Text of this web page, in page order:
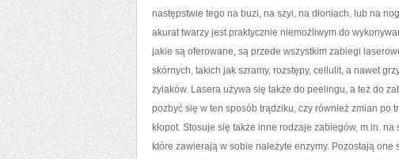
następstwie tego na buzi, na szyi, na dłoniach, lub na
akurat twarzy jest praktycznie niemożliwym do
jakie są oferowane, są przede wszystkim zabiegi
skórnych, takich jak szramy, rozstępy, cellulit, a nawet
żylaków. Lasera używa się także do peelingu, a też do
pozbyć się w ten sposób trądziku, czy również zmian po
kłopot. Stosuje się także inne rodzaje zabiegów, m.in.
które zawierają w sobie należyte enzymy. Pozostają